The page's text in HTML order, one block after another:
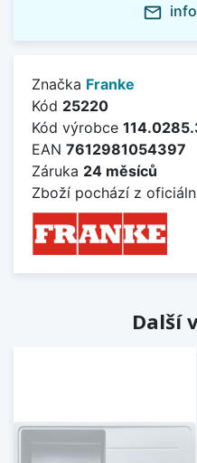
mail_outline
Značka Franke
Kód 25220
Kód výrobce
EAN 7612981054397
Záruka 24 měsíců
Zboží pochází z
Další